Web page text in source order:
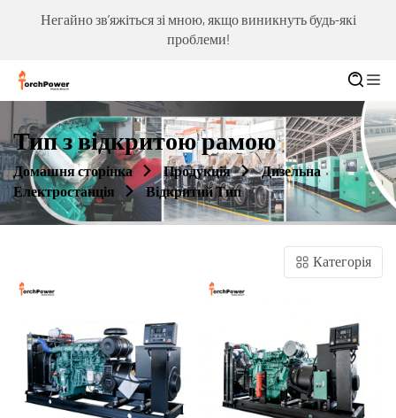
Негайно зв’яжіться зі мною, якщо виникнуть будь-які
проблеми!
Тип з відкритою рамою
Домашня сторінка Продукція
Дизельна
Електростанція
Відкритий Тип
Категорія